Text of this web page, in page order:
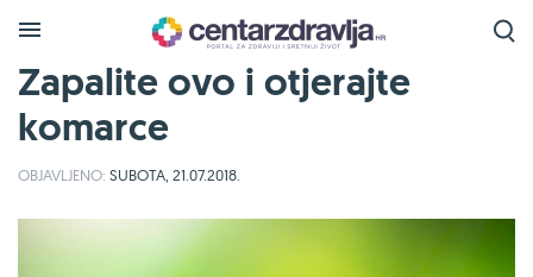
Zapalite ovo i otjerajte
komarce
OBJAVLJENO: SUBOTA, 21.07.2018.